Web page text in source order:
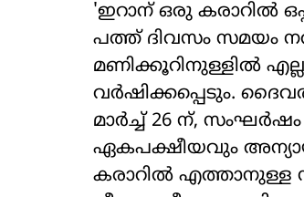
'ഇറാന് ഒരു കരാറില്‍
പത്ത് ദിവസം സമയം
മണിക്കൂറിനുള്ളില്‍
വര്‍ഷിക്കപ്പെടും.
മാര്‍ച്ച് 26 ന്,
ഏകപക്ഷീയവും
കരാറില്‍ എത്താനുള്ള